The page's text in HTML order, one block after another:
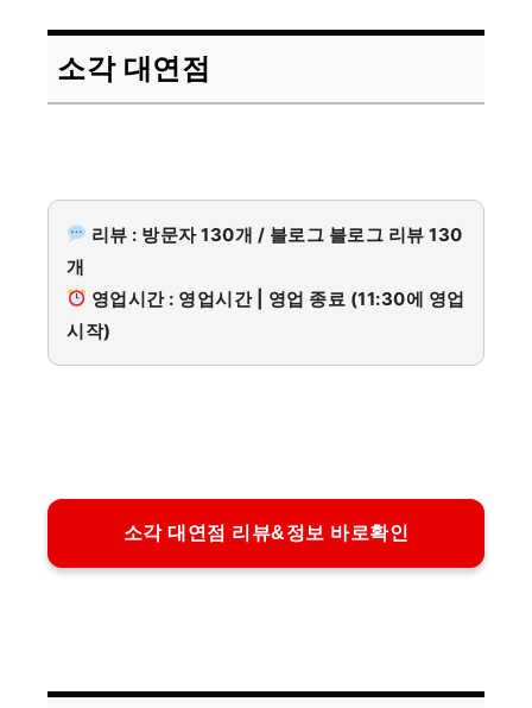
소각 대연점
리뷰 : 방문자 130개 / 블로그 블로그 리뷰 130
개
영업시간 : 영업시간 | 영업 종료 (11:30에 영업
시작)
소각 대연점 리뷰&정보 바로확인